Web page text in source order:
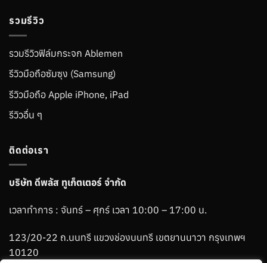
รวมรีวิว
รวมรีวิวฟิล์มกระจก Ablemen
รีวิวมือถือซัมซุง (Samsung)
รีวิวมือถือ Apple iPhone, iPad
รีวิวอื่น ๆ
ติดต่อเรา
บริษัท ดีพลัส ทูเก็ตเตอร์ จำกัด
เวลาทำการ : จันทร์ – ศุกร์ เวลา 10:00 – 17:00 น.
123/20-22 ถ.นนทรี แขวงช่องนนทรี เขตยานนาวา กรุงเทพฯ
10120